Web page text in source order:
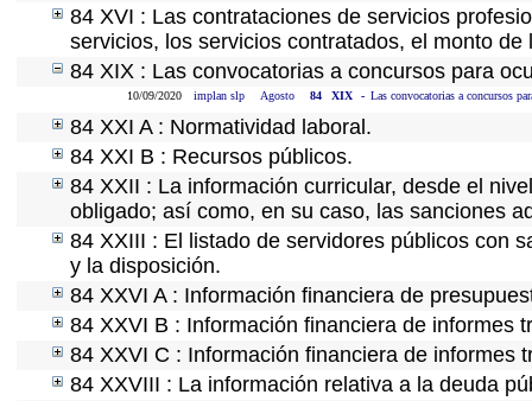
84 XVI : Las contrataciones de servicios
servicios, los servicios contratados, el monto
84 XIX : Las convocatorias a concursos para
10/09/2020 implan slp Agosto 84 XIX - Las convocatorias a concursos
84 XXI A : Normatividad laboral.
84 XXI B : Recursos públicos.
84 XXII : La información curricular, desde el
obligado; así como, en su caso, las sanciones
84 XXIII : El listado de servidores públicos con
y la disposición.
84 XXVI A : Información financiera de
84 XXVI B : Información financiera de informes
84 XXVI C : Información financiera de informes
84 XXVIII : La información relativa a la deuda